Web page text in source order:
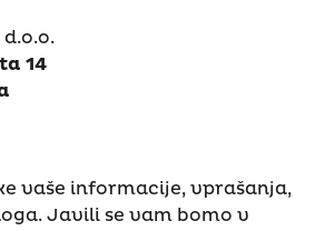
vaše informacije, vprašanja,
Javili se vam bomo v
14